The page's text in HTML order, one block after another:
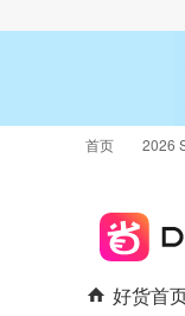
首页 2026
好货首